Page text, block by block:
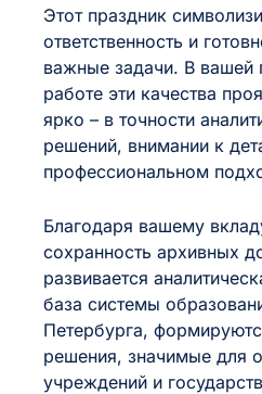
Этот праздник
ответственность и
важные задачи. В вашей
работе эти качества
ярко – в точности
решений, внимании к
профессиональном
Благодаря вашему
сохранность архивных
развивается
база системы
Петербурга,
решения, значимые для
учреждений и